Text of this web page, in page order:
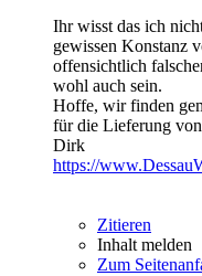
Ihr wisst das ich
gewissen Konstanz
offensichtlich
wohl auch sein.
Hoffe, wir finden
für die Lieferung
Dirk
https://
Zitieren
Inhalt melden
Zum